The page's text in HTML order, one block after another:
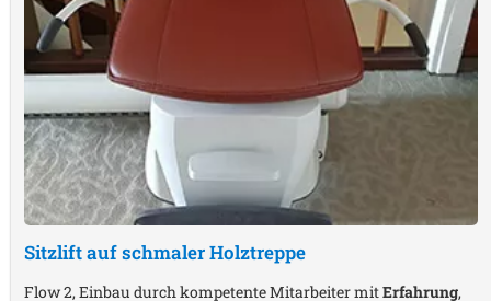
Sitzlift auf schmaler Holztreppe
Flow 2, Einbau durch kompetente Mitarbeiter mitErfahrung,